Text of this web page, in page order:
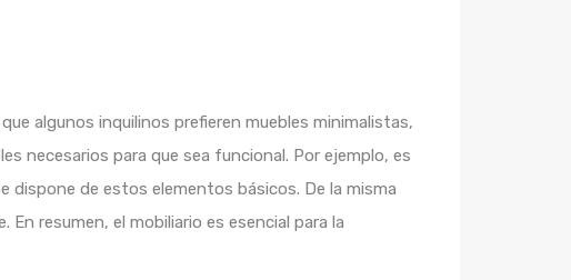
algunos inquilinos prefieren muebles minimalistas,
necesarios para que sea funcional. Por ejemplo, es
dispone de estos elementos básicos. De la misma
resumen, el mobiliario es esencial para la